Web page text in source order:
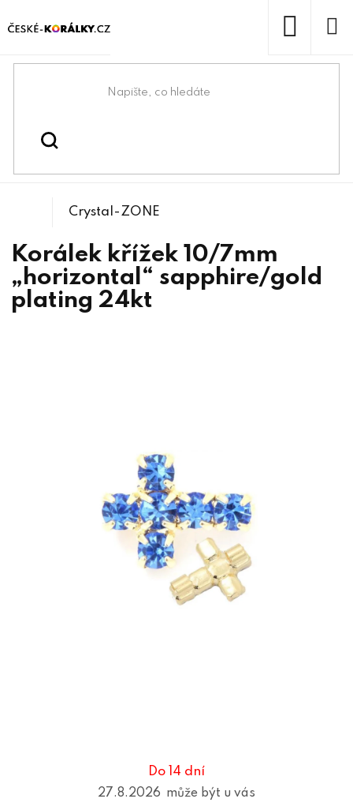
na
Domů
Korálky
Do 14 dní
27.8.2026
Korálek křížek 10/7mm
„horizontal“ sapphire/gold
plating 24kt
Crystal-ZONE